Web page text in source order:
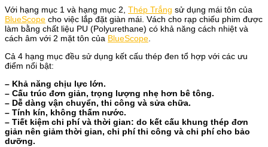
Với hạng mục 1 và hạng mục 2, Thép Trắng sử dụng mái tôn của
BlueScope cho việc lắp đặt giàn mái. Vách cho rạp chiếu phim được
làm bằng chất liệu PU (Polyurethane) có khả năng cách nhiệt và
cách âm với 2 mặt tôn của BlueScope.
Cả 4 hạng mục đều sử dụng kết cấu thép đen tổ hợp với các ưu
điểm nổi bật:
– Khả năng chịu lực lớn.
– Cấu trúc đơn giản, trọng lượng nhẹ hơn bê tông.
– Dễ dàng vận chuyển, thi công và sửa chữa.
– Tính kín, không thấm nước.
– Tiết kiệm chi phí và thời gian: do kết cấu khung thép đơn
giản nên giảm thời gian, chi phí thi công và chi phí cho bảo
dưỡng.